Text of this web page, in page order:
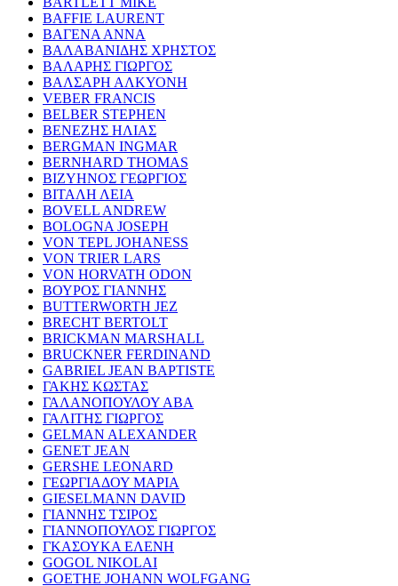
BAFFIE LAURENT
ΒΑΓΕΝΑ ΑΝΝΑ
ΒΑΛΑΒΑΝΙΔΗΣ ΧΡΗΣΤΟΣ
ΒΑΛΑΡΗΣ ΓΙΩΡΓΟΣ
ΒΑΛΣΑΡΗ ΑΛΚΥΟΝΗ
VEBER FRANCIS
BELBER STEPHEN
ΒΕΝΕΖΗΣ ΗΛΙΑΣ
BERGMAN INGMAR
BERNHARD THOMAS
ΒΙΖΥΗΝΟΣ ΓΕΩΡΓΙΟΣ
ΒΙΤΑΛΗ ΛΕΙΑ
BOVELL ANDREW
BOLOGNA JOSEPH
VON TEPL JOHANESS
VON TRIER LARS
VON HORVATH ODON
ΒΟΥΡΟΣ ΓΙΑΝΝΗΣ
BUTTERWORTH JEZ
BRECHT BERTOLT
BRICKMAN MARSHALL
BRUCKNER FERDINAND
GABRIEL JEAN BAPTISTE
ΓΑΚΗΣ ΚΩΣΤΑΣ
ΓΑΛΑΝΟΠΟΥΛΟΥ ΑΒΑ
ΓΑΛΙΤΗΣ ΓΙΩΡΓΟΣ
GELMAN ALEXANDER
GENET JEAN
GERSHE LEONARD
ΓΕΩΡΓΙΑΔΟΥ ΜΑΡΙΑ
GIESELMANN DAVID
ΓΙΑΝΝΗΣ ΤΣΙΡΟΣ
ΓΙΑΝΝΟΠΟΥΛΟΣ ΓΙΩΡΓΟΣ
ΓΚΑΣΟΥΚΑ ΕΛΕΝΗ
GOGOL NIKOLAI
GOETHE JOHANN WOLFGANG